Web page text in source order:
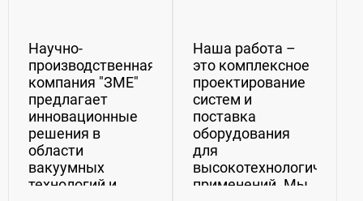
Научно-
производственная
компания "ЗМЕ"
предлагает
инновационные
решения в
области
вакуумных
технологий и
Наша работа –
это комплексное
проектирование
систем и
поставка
оборудования
для
высокотехнологичных
применений. Мы